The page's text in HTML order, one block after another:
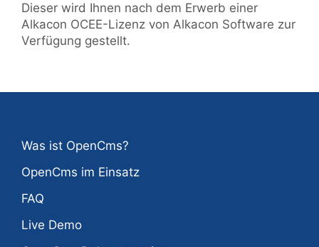
Dieser wird Ihnen nach dem Erwerb einer
Alkacon OCEE-Lizenz von Alkacon Software zur
Verfügung gestellt.
Was ist OpenCms?
OpenCms im Einsatz
FAQ
Live Demo